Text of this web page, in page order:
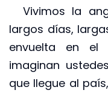
Vivimos la
largos días,
envuelta en el
imaginan
que llegue al